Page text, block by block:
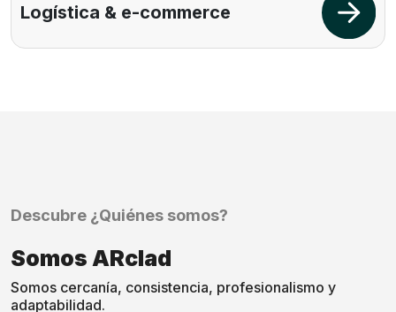
Logística & e-commerce
Descubre ¿Quiénes somos?
Somos ARclad
Somos cercanía, consistencia, profesionalismo y
adaptabilidad.